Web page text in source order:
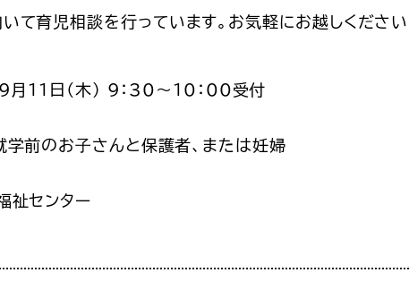
て育児相談を行っています。お気軽にお越しください
11日（木） 9：30～10：00受付
前のお⼦さんと保護者、または妊婦
祉センター